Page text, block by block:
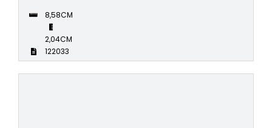
8,58CM
2,04CM
122033